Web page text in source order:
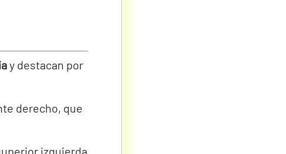
y destacan por
derecho, que
izquierda